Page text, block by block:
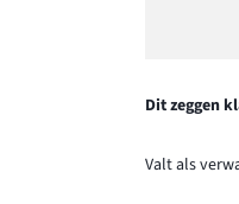
Dit zeggen
Valt als